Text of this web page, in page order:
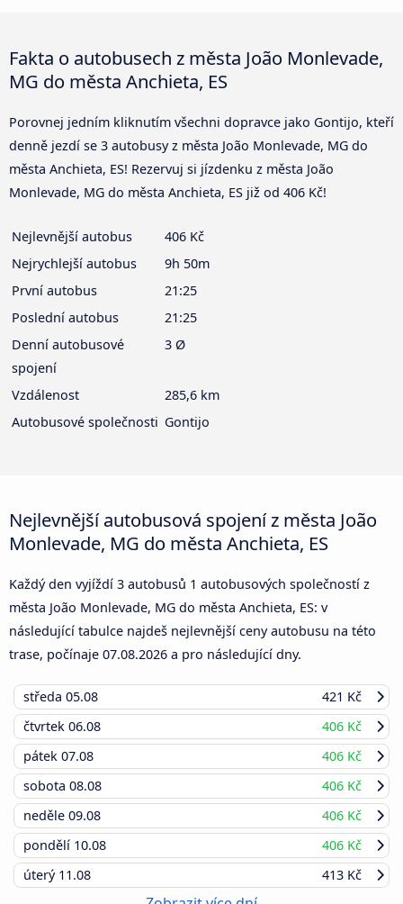
Fakta o autobusech z města João Monlevade,
MG do města Anchieta, ES
Porovnej jedním kliknutím všechni dopravce jako Gontijo, kteří
denně jezdí se 3 autobusy z města João Monlevade, MG do
města Anchieta, ES! Rezervuj si jízdenku z města João
Monlevade, MG do města Anchieta, ES již od 406 Kč!
Nejlevnější autobus
406 Kč
Nejrychlejší autobus
9h 50m
První autobus
21:25
Poslední autobus
21:25
Denní autobusové
spojení
3 Ø
Vzdálenost
285,6 km
Autobusové společnosti Gontijo
Nejlevnější autobusová spojení z města João
Monlevade, MG do města Anchieta, ES
Každý den vyjíždí 3 autobusů 1 autobusových společností z
města João Monlevade, MG do města Anchieta, ES: v
následující tabulce najdeš nejlevnější ceny autobusu na této
trase, počínaje 07.08.2026 a pro následující dny.
středa 05.08
421 Kč
čtvrtek 06.08
406 Kč
pátek 07.08
406 Kč
sobota 08.08
406 Kč
neděle 09.08
406 Kč
pondělí 10.08
406 Kč
úterý 11.08 413 Kč